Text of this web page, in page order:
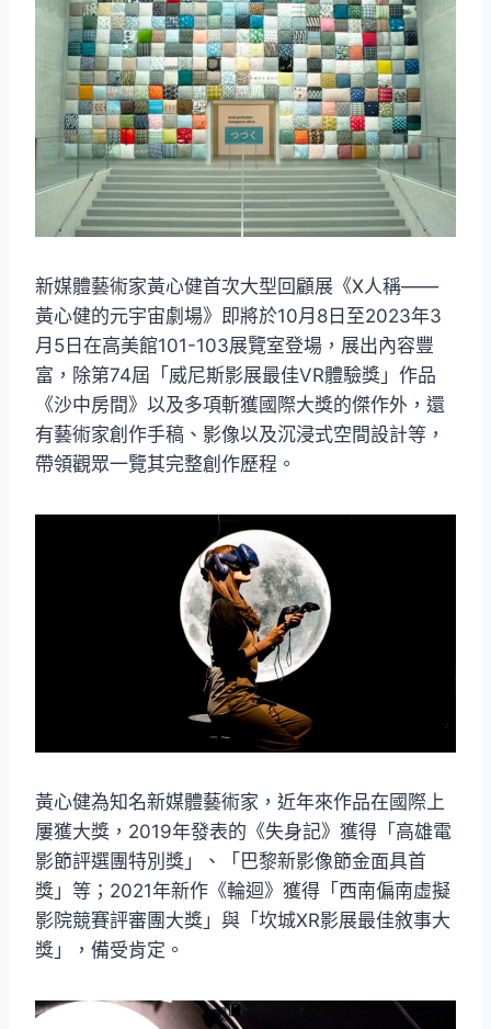
新媒體藝術家黃心健首次大型回顧展《X人稱——
黃心健的元宇宙劇場》即將於10月8日至2023年3
月5日在高美館101-103展覽室登場，展出內容豐
富，除第74屆「威尼斯影展最佳VR體驗獎」作品
《沙中房間》以及多項斬獲國際大獎的傑作外，還
有藝術家創作手稿、影像以及沉浸式空間設計等，
帶領觀眾一覽其完整創作歷程。
黃心健為知名新媒體藝術家，近年來作品在國際上
屢獲大獎，2019年發表的《失身記》獲得「高雄電
影節評選團特別獎」、「巴黎新影像節金面具首
獎」等；2021年新作《輪迴》獲得「西南偏南虛擬
影院競賽評審團大獎」與「坎城XR影展最佳敘事大
獎」，備受肯定。